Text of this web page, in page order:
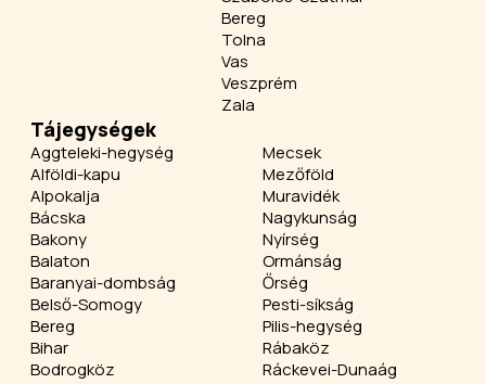
Bereg
Tolna
Vas
Veszprém
Zala
Tájegységek
Aggteleki-hegység
Alföldi-kapu
Alpokalja
Bácska
Bakony
Balaton
Baranyai-dombság
Belső-Somogy
Bereg
Bihar
Bodrogköz
Mecsek
Mezőföld
Muravidék
Nagykunság
Nyírség
Ormánság
Őrség
Pesti-síkság
Pilis-hegység
Rábaköz
Ráckevei-Dunaág